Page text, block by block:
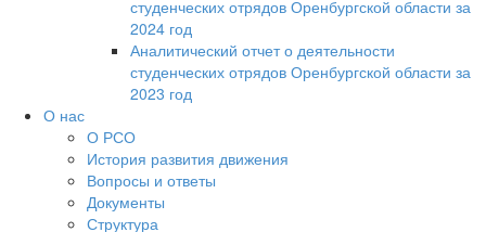
студенческих отрядов Оренбургской области за
2024 год
Аналитический отчет о деятельности
студенческих отрядов Оренбургской области за
2023 год
О нас
О РСО
История развития движения
Вопросы и ответы
Документы
Структура